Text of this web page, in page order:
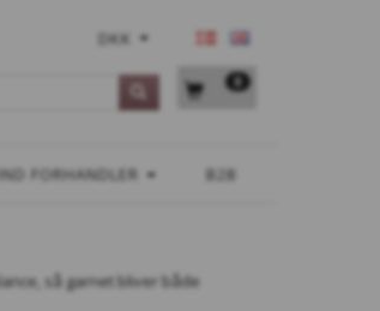
DKK
0
FORHANDLER B2B
så garnet bliver både